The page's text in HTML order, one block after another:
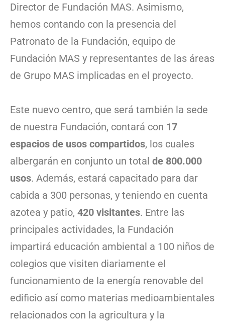
Director de Fundación MAS. Asimismo,
hemos contando con la presencia del
Patronato de la Fundación, equipo de
Fundación MAS y representantes de las áreas
de Grupo MAS implicadas en el proyecto.
Este nuevo centro, que será también la sede
de nuestra Fundación, contará con 17
espacios de usos compartidos, los cuales
albergarán en conjunto un total de 800.000
usos. Además, estará capacitado para dar
cabida a 300 personas, y teniendo en cuenta
azotea y patio, 420 visitantes. Entre las
principales actividades, la Fundación
impartirá educación ambiental a 100 niños de
colegios que visiten diariamente el
funcionamiento de la energía renovable del
edificio así como materias medioambientales
relacionados con la agricultura y la